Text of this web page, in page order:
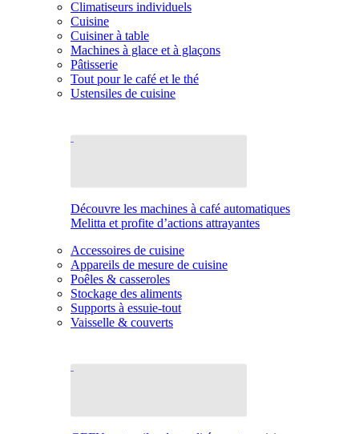
Climatiseurs individuels
Cuisine
Cuisiner à table
Machines à glace et à glaçons
Pâtisserie
Tout pour le café et le thé
Ustensiles de cuisine
Découvre les machines à café automatiques
Melitta et profite d’actions attrayantes
Accessoires de cuisine
Appareils de mesure de cuisine
Poêles & casseroles
Stockage des aliments
Supports à essuie-tout
Vaisselle & couverts